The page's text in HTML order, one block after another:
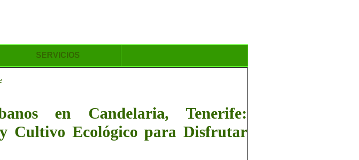
SERVICIOS
en Candelaria, Tenerife:
Cultivo Ecológico para Disfrutar